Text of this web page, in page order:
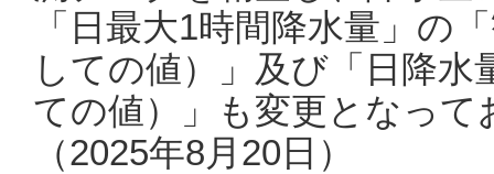
「日最大1時間降水量」の
しての値）」及び「日降
ての値）」も変更となっ
（2025年8月20日）